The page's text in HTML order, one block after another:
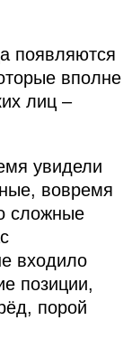
появляются
вполне
лиц –
увидели
вовремя
сложные
входило
позиции,
порой